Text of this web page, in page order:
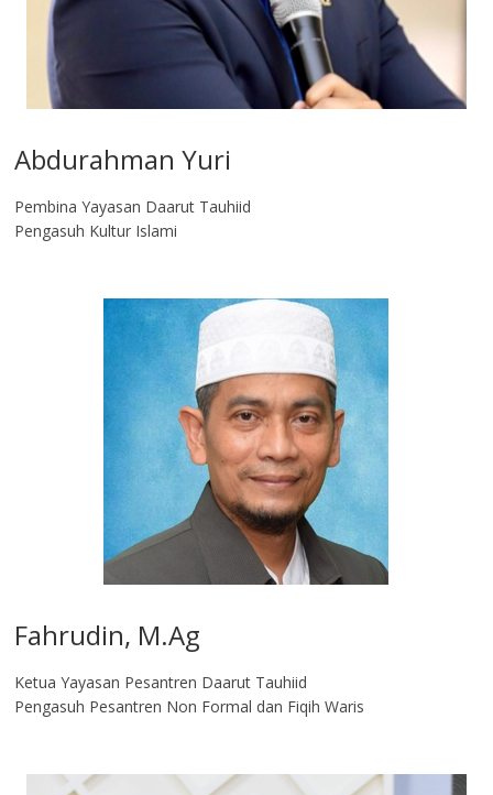
Abdurahman Yuri
Pembina Yayasan Daarut Tauhiid
Pengasuh Kultur Islami
Fahrudin, M.Ag​
Ketua Yayasan Pesantren Daarut Tauhiid
Pengasuh Pesantren Non Formal dan Fiqih Waris